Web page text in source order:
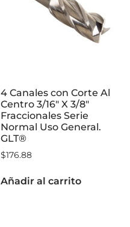
4 Canales con Corte Al
Centro 3/16″ X 3/8″
Fraccionales Serie
Normal Uso General.
GLT®
$176.88
Añadir al carrito